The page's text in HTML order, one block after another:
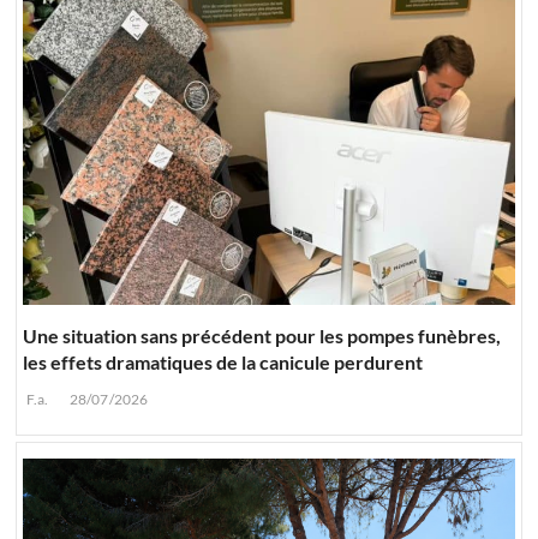
Une situation sans précédent pour les pompes funèbres,
les effets dramatiques de la canicule perdurent
F.a. 28/07/2026